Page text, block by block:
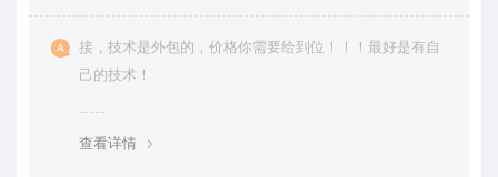
接，技术是外包的，价格你需要给到位！！！最好是有自
己的技术！
查看详情